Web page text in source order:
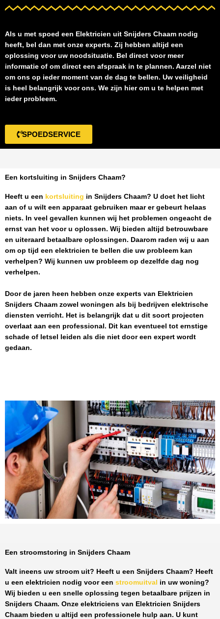
Als u met spoed een Elektricien uit Snijders Chaam nodig
heeft, bel dan met onze experts. Zij hebben altijd een
oplossing voor uw noodsituatie. Bel direct voor meer
informatie of om direct een afspraak in te plannen. Aarzel niet
om ons op ieder moment van de dag te bellen. Uw veiligheid
is heel belangrijk voor ons. We zijn hier om u te helpen met
ieder probleem.
SPOEDSERVICE
Een kortsluiting in Snijders Chaam?
Heeft u een kortsluiting in Snijders Chaam? U doet het licht
aan of u wilt een apparaat gebruiken maar er gebeurt helaas
niets. In veel gevallen kunnen wij het problemen ongeacht de
ernst van het voor u oplossen. Wij bieden altijd betrouwbare
en uiteraard betaalbare oplossingen. Daarom raden wij u aan
om op tijd een elektricien te bellen die uw probleem kan
verhelpen? Wij kunnen uw probleem op dezelfde dag nog
verhelpen.
Door de jaren heen hebben onze experts van Elektricien
Snijders Chaam zowel woningen als bij bedrijven elektrische
diensten verricht. Het is belangrijk dat u dit soort projecten
overlaat aan een professional. Dit kan eventueel tot ernstige
schade of letsel leiden als die niet door een expert wordt
gedaan.
Een stroomstoring in Snijders Chaam
Valt ineens uw stroom uit? Heeft u een Snijders Chaam? Heeft
u een elektricien nodig voor een stroomuitval in uw woning?
Wij bieden u een snelle oplossing tegen betaalbare prijzen in
Snijders Chaam. Onze elektriciens van Elektricien Snijders
Chaam bieden u altijd een professionele hulp aan. U kunt